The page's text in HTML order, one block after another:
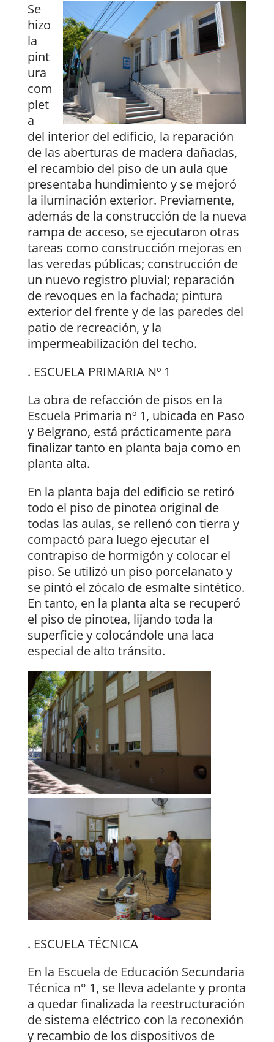
Se
hizo
la
pint
ura
com
plet
a
del interior del edificio, la reparación
de las aberturas de madera dañadas,
el recambio del piso de un aula que
presentaba hundimiento y se mejoró
la iluminación exterior. Previamente,
además de la construcción de la nueva
rampa de acceso, se ejecutaron otras
tareas como construcción mejoras en
las veredas públicas; construcción de
un nuevo registro pluvial; reparación
de revoques en la fachada; pintura
exterior del frente y de las paredes del
patio de recreación, y la
impermeabilización del techo.
. ESCUELA PRIMARIA Nº 1
La obra de refacción de pisos en la
Escuela Primaria nº 1, ubicada en Paso
y Belgrano, está prácticamente para
finalizar tanto en planta baja como en
planta alta.
En la planta baja del edificio se retiró
todo el piso de pinotea original de
todas las aulas, se rellenó con tierra y
compactó para luego ejecutar el
contrapiso de hormigón y colocar el
piso. Se utilizó un piso porcelanato y
se pintó el zócalo de esmalte sintético.
En tanto, en la planta alta se recuperó
el piso de pinotea, lijando toda la
superficie y colocándole una laca
especial de alto tránsito.
. ESCUELA TÉCNICA
En la Escuela de Educación Secundaria
Técnica n° 1, se lleva adelante y pronta
a quedar finalizada la reestructuración
de sistema eléctrico con la reconexión
y recambio de los dispositivos de